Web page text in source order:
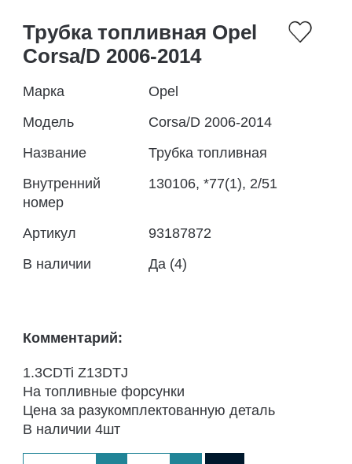
Трубка топливная Opel
Corsa/D 2006-2014
Марка
Opel
Модель
Corsa/D 2006-2014
Название
Трубка топливная
Внутренний
номер
130106, *77(1), 2/51
Артикул
93187872
В наличии
Да (4)
Комментарий:
1.3CDTi Z13DTJ
На топливные форсунки
Цена за разукомплектованную деталь
В наличии 4шт